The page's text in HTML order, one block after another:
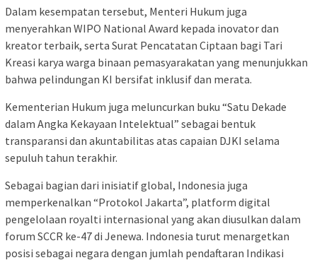
Dalam kesempatan tersebut, Menteri Hukum juga
menyerahkan WIPO National Award kepada inovator dan
kreator terbaik, serta Surat Pencatatan Ciptaan bagi Tari
Kreasi karya warga binaan pemasyarakatan yang menunjukkan
bahwa pelindungan KI bersifat inklusif dan merata.
Kementerian Hukum juga meluncurkan buku “Satu Dekade
dalam Angka Kekayaan Intelektual” sebagai bentuk
transparansi dan akuntabilitas atas capaian DJKI selama
sepuluh tahun terakhir.
Sebagai bagian dari inisiatif global, Indonesia juga
memperkenalkan “Protokol Jakarta”, platform digital
pengelolaan royalti internasional yang akan diusulkan dalam
forum SCCR ke-47 di Jenewa. Indonesia turut menargetkan
posisi sebagai negara dengan jumlah pendaftaran Indikasi